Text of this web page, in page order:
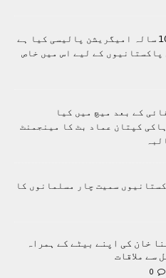
آسٹریلیا کی نئی 10 سالہ امیگریشن پالیسی کیا ہے
کے لیے اس میں خاص
کے بعد میچ میں کیا
کپتان عماد بٹ کا مینجمنٹ
سمیت چار مسلمانوں کا
خان کی اپنے بیٹے کے ہمراہ
سے ملاقات
0